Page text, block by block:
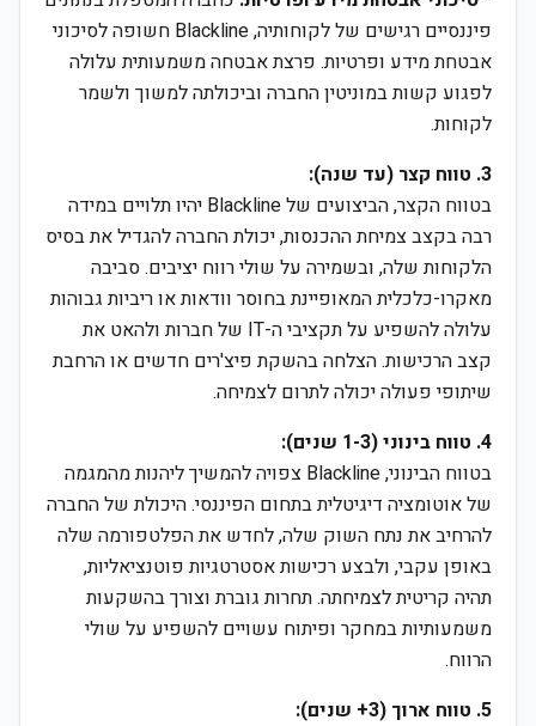
פיננסיים רגישים של לקוחותיה, Blackline חשופה לסיכוני
אבטחת מידע ופרטיות. פרצת אבטחה משמעותית עלולה
לפגוע קשות במוניטין החברה וביכולתה למשוך ולשמר
לקוחות.
3. טווח קצר (עד שנה):
בטווח הקצר, הביצועים של Blackline יהיו תלויים במידה
רבה בקצב צמיחת ההכנסות, יכולת החברה להגדיל את בסיס
הלקוחות שלה, ובשמירה על שולי רווח יציבים. סביבה
מאקרו-כלכלית המאופיינת בחוסר וודאות או ריביות גבוהות
עלולה להשפיע על תקציבי ה-IT של חברות ולהאט את
קצב הרכישות. הצלחה בהשקת פיצ'רים חדשים או הרחבת
שיתופי פעולה יכולה לתרום לצמיחה.
4. טווח בינוני (1-3 שנים):
בטווח הבינוני, Blackline צפויה להמשיך ליהנות מהמגמה
של אוטומציה דיגיטלית בתחום הפיננסי. היכולת של החברה
להרחיב את נתח השוק שלה, לחדש את הפלטפורמה שלה
באופן עקבי, ולבצע רכישות אסטרטגיות פוטנציאליות,
תהיה קריטית לצמיחתה. תחרות גוברת וצורך בהשקעות
משמעותיות במחקר ופיתוח עשויים להשפיע על שולי
הרווח.
5. טווח ארוך (3+ שנים):